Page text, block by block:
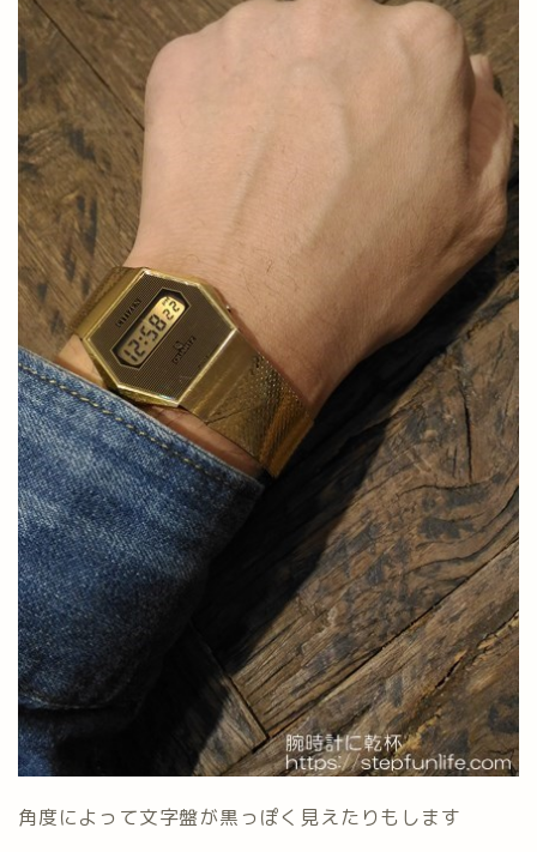
角度によって文字盤が黒っぽく見えたりもします